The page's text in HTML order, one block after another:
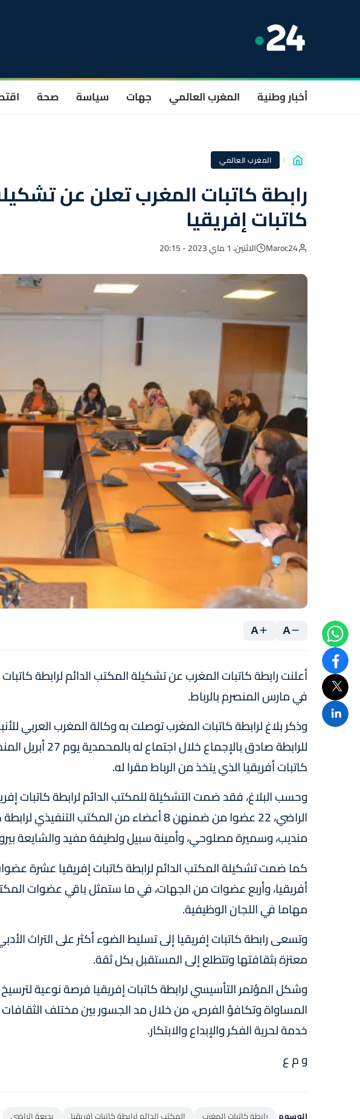
أخبار وطنية المغرب العالمي جهات سياسة صحة
المغرب العالمي
رابطة كاتبات المغرب تعلن عن
كاتبات إفريقيا
Maroc24 الاثنين، 1 ماي 2023 - 20:15
A
A
أعلنت رابطة كاتبات المغرب عن تشكيلة المكتب الدائم لرابطة
في مارس المنصرم بالرباط.
وذكر بلاغ لرابطة كاتبات المغرب توصلت به وكالة المغرب العربي
للرابطة صادق
كاتبات أفريقيا الذي يتخذ من الرباط مقرا له.
وحسب البلاغ، فقد ضمت التشكيلة للمكتب الدائم لرابطة كاتبات
الراضي، 22 عضوا من ضمنهن 8 أعضاء من المكتب
منديب، وسميرة مصلوحي، وأمينة سبيل ولطيفة مفيد والشايعة
كما ضمت تشكيلة المكتب الدائم لرابطة كاتبات إفريقيا عشرة
أفريقيا، وأربع عضوات من الجهات، في ما ستمثل باقي عضوات
مهاما في اللجان الوظيفية.
وتسعى رابطة كاتبات إفريقيا إلى تسليط الضوء أكثر على التراث
معتزة بثقافتها وتتطلع إلى المستقبل بكل ثقة.
وشكل المؤتمر التأسيسي لرابطة كاتبات إفريقيا فرصة نوعية
المساواة وتكافؤ الفرص، من خلال مد الجسور بين مختلف الثقافات
خدمة لحرية الفكر والإبداع والابتكار.
و م ع